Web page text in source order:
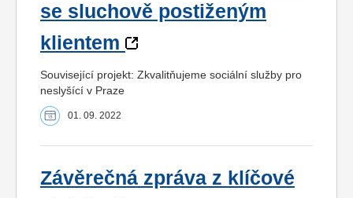
se sluchově postiženým
klientem
Související projekt: Zkvalitňujeme sociální služby pro
neslyšící v Praze
01. 09. 2022
Závěrečná zpráva z klíčové